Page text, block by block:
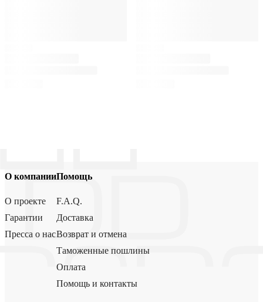
О компании
О проекте
Гарантии
Пресса о нас
Помощь
F.A.Q.
Доставка
Возврат и отмена
Таможенные пошлины
Оплата
Помощь и контакты